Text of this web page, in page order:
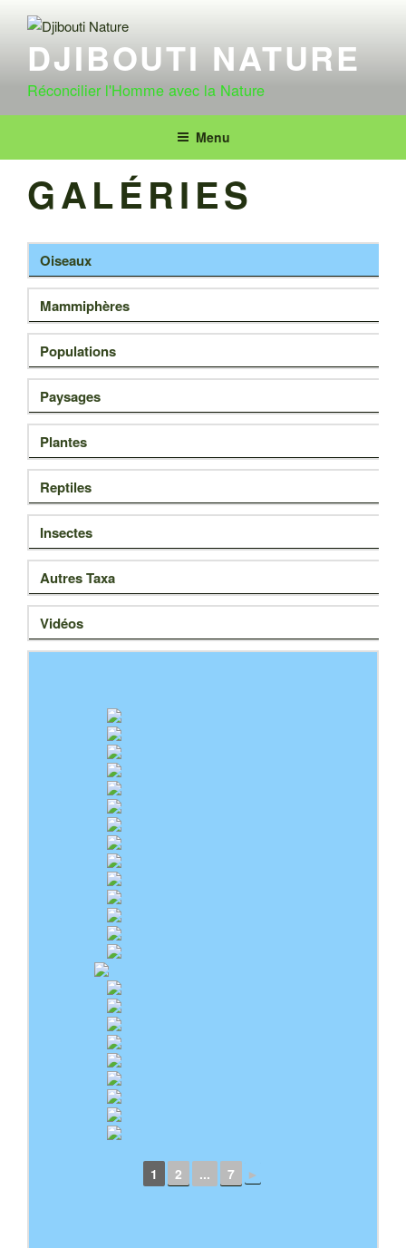
contenu
principalDJIBOUTI NATURE
Réconcilier l'Homme avec la Nature
Menu
GALÉRIES
Oiseaux
Mammiphères
Populations
Paysages
Plantes
Reptiles
Insectes
Autres Taxa
Vidéos
1 2 ... 7 ►